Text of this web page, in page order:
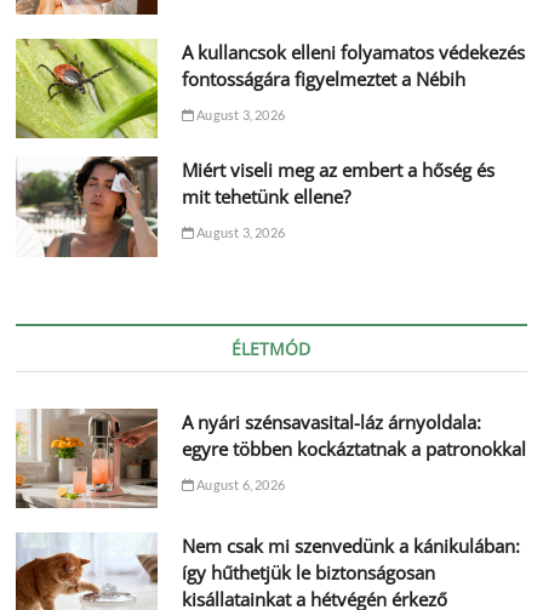
A kullancsok elleni folyamatos védekezés
fontosságára figyelmeztet a Nébih
August 3, 2026
Miért viseli meg az embert a hőség és
mit tehetünk ellene?
August 3, 2026
ÉLETMÓD
A nyári szénsavasital-láz árnyoldala:
egyre többen kockáztatnak a patronokkal
August 6, 2026
Nem csak mi szenvedünk a kánikulában:
így hűthetjük le biztonságosan
kisállatainkat a hétvégén érkező